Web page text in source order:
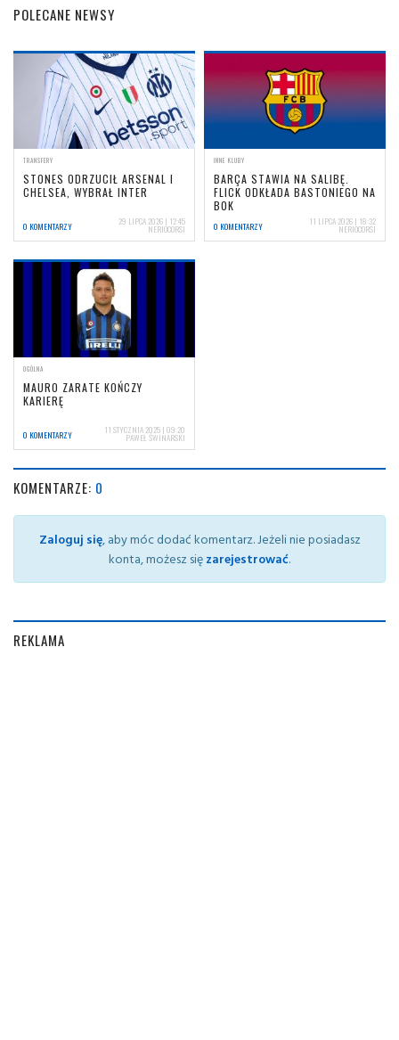
POLECANE NEWSY
TRANSFERY
STONES ODRZUCIŁ ARSENAL I
CHELSEA, WYBRAŁ INTER
0 KOMENTARZY 29 LIPCA 2026 | 12:45
NERIOCORSI
INNE KLUBY
BARÇA STAWIA NA SALIBĘ.
FLICK ODKŁADA BASTONIEGO NA
BOK
0 KOMENTARZY 11 LIPCA 2026 | 18:32
NERIOCORSI
OGÓLNA
MAURO ZARATE KOŃCZY
KARIERĘ
0 KOMENTARZY 11 STYCZNIA 2025 | 09:20
PAWEŁ ŚWINARSKI
KOMENTARZE: 0
Zaloguj się, aby móc dodać komentarz. Jeżeli nie posiadasz
konta, możesz sięzarejestrować.
REKLAMA